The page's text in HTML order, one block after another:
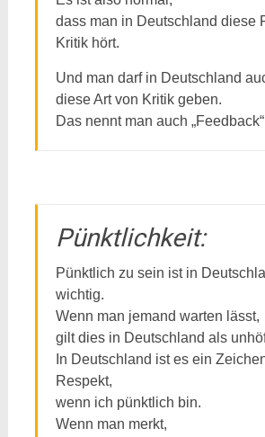
dass man in Deutschland diese
Kritik hört.
Und man darf in Deutschland
diese Art von Kritik geben.
Das nennt man auch
Pünktlichkeit:
Pünktlich zu sein ist in
wichtig.
Wenn man jemand warten lässt,
gilt dies in Deutschland als
In Deutschland ist es ein
Respekt,
wenn ich pünktlich bin.
Wenn man merkt,